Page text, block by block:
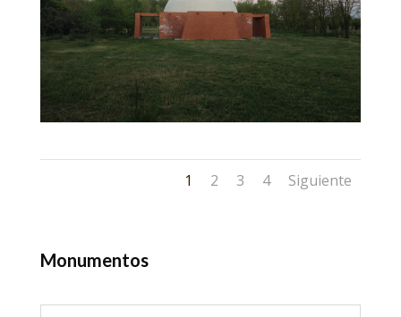
1 2 3 4 Siguiente
Monumentos